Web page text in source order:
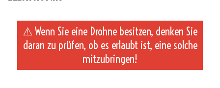
⚠️ Wenn Sie eine Drohne besitzen, denken Sie
daran zu prüfen, ob es erlaubt ist, eine solche
mitzubringen!